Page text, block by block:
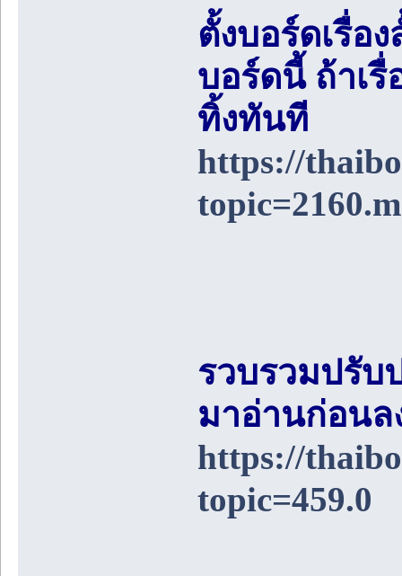
ตั้งบอร์ดเรื่อ
บอร์ดนี้ ถ้าเ
ทิ้งทันที
https://
รวบรวมปรับ
มาอ่านก่อน
https://
topic=459.0